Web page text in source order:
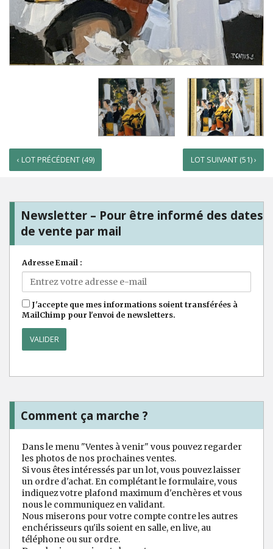
‹ LOT PRÉCÉDENT (49) LOT SUIVANT (51) ›
Newsletter – Pour être informé des dates
de vente par mail
Adresse Email :
J'accepte que mes informations soient transférées à
MailChimp pour l'envoi de newsletters.
Comment ça marche ?
Dans le menu "Ventes à venir" vous pouvez regarder
les photos de nos prochaines ventes.
Si vous êtes intéressés par un lot, vous pouvez laisser
un ordre d'achat. En complétant le formulaire, vous
indiquez votre plafond maximum d'enchères et vous
nous le communiquez en validant.
Nous miserons pour votre compte contre les autres
enchérisseurs qu'ils soient en salle, en live, au
téléphone ou sur ordre.